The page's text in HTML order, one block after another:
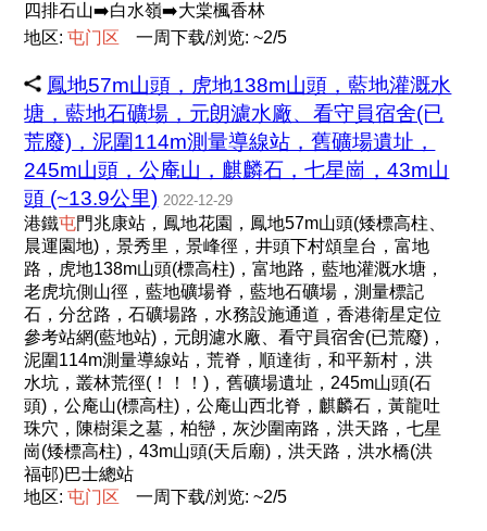
四排石山➡️白水嶺➡️大棠楓香林
地区:屯门 区 一周下载/浏览: ~2/5
鳳地57m山頭，虎地138m山頭，藍地灌溉水
塘，藍地石礦場，元朗濾水廠、看守員宿舍(已
荒廢)，泥圍114m測量導線站，舊礦場遺址，
245m山頭，公庵山，麒麟石，七星崗，43m山
頭 (~13.9公里) 2022-12-29
港鐵屯門兆康站，鳳地花園，鳳地57m山頭(矮標高柱、
晨運園地)，景秀里，景峰徑，井頭下村頌皇台，富地
路，虎地138m山頭(標高柱)，富地路，藍地灌溉水塘，
老虎坑側山徑，藍地礦場脊，藍地石礦場，測量標記
石，分岔路，石礦場路，水務設施通道，香港衛星定位
參考站網(藍地站)，元朗濾水廠、看守員宿舍(已荒廢)，
泥圍114m測量導線站，荒脊，順達街，和平新村，洪
水坑，叢林荒徑(！！！)，舊礦場遺址，245m山頭(石
頭)，公庵山(標高柱)，公庵山西北脊，麒麟石，黃龍吐
珠穴，陳樹渠之墓，柏巒，灰沙圍南路，洪天路，七星
崗(矮標高柱)，43m山頭(天后廟)，洪天路，洪水橋(洪
福邨)巴士總站
地区:屯门 区 一周下载/浏览: ~2/5